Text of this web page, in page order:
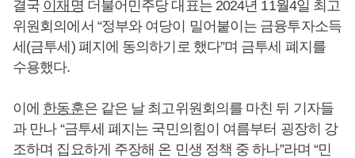
결국 이재명 더불어민주당 대표는 2024년 11월4일 최고
위원회의에서 “정부와 여당이 밀어붙이는 금융투자소득
세(금투세) 폐지에 동의하기로 했다”며 금투세 폐지를
수용했다.
이에 한동훈은 같은 날 최고위원회의를 마친 뒤 기자들
과 만나 “금투세 폐지는 국민의힘이 여름부터 굉장히 강
조하며 집요하게 주장해 온 민생 정책 중 하나”라며 “민